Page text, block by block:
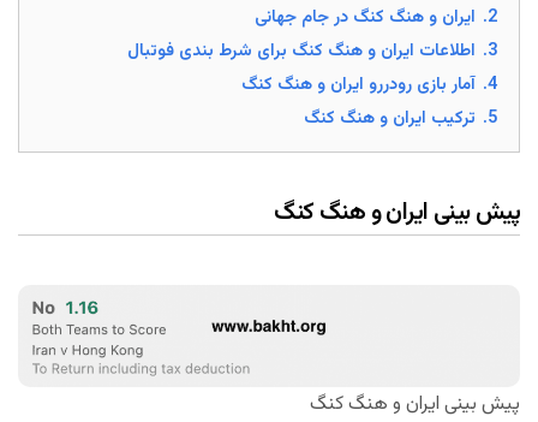
2. ایران و هنگ کنگ در جام جهانی
3. اطلاعات ایران و هنگ کنگ برای شرط بندی فوتبال
4. آمار بازی رودررو ایران و هنگ کنگ
5. ترکیب ایران و هنگ کنگ
پیش بینی ایران و هنگ کنگ
پیش بینی ایران و هنگ کنگ